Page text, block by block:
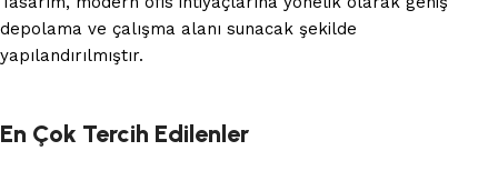
depolama ve çalışma alanı sunacak şekilde
yapılandırılmıştır.
En Çok Tercih Edilenler